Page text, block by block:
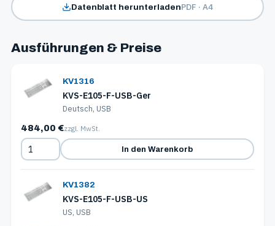
Datenblatt herunterladenPDF · A4
Ausführungen & Preise
KV1316
KVS-E105-F-USB-Ger
Deutsch, USB
484,00 €zzgl. MwSt.
In den Warenkorb
KV1382
KVS-E105-F-USB-US
US, USB